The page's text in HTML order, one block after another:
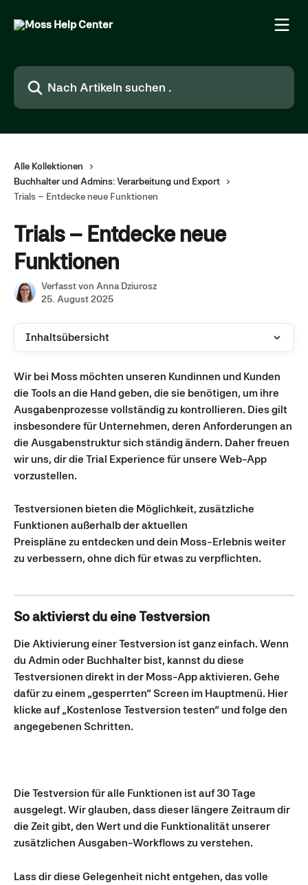
Nach Artikeln suchen …
Alle Kollektionen
Buchhalter und Admins: Verarbeitung und Export
Trials – Entdecke neue Funktionen
Trials – Entdecke neue
Funktionen
Verfasst von Anna Dziurosz
25. August 2025
Inhaltsübersicht
Wir bei Moss möchten unseren Kundinnen und Kunden
die Tools an die Hand geben, die sie benötigen, um ihre
Ausgabenprozesse vollständig zu kontrollieren. Dies gilt
insbesondere für Unternehmen, deren Anforderungen an
die Ausgabenstruktur sich ständig ändern. Daher freuen
wir uns, dir die Trial Experience für unsere Web-App
vorzustellen.
Testversionen bieten die Möglichkeit, zusätzliche
Funktionen außerhalb der aktuellen
Preispläne zu entdecken und dein Moss-Erlebnis weiter
zu verbessern, ohne dich für etwas zu verpflichten.
So aktivierst du eine Testversion
Die Aktivierung einer Testversion ist ganz einfach. Wenn
du Admin oder Buchhalter bist, kannst du diese
Testversionen direkt in der Moss-App aktivieren. Gehe
dafür zu einem „gesperrten“ Screen im Hauptmenü. Hier
klicke auf „Kostenlose Testversion testen“ und folge den
angegebenen Schritten.
Die Testversion für alle Funktionen ist auf 30 Tage
ausgelegt. Wir glauben, dass dieser längere Zeitraum dir
die Zeit gibt, den Wert und die Funktionalität unserer
zusätzlichen Ausgaben-Workflows zu verstehen.
Lass dir diese Gelegenheit nicht entgehen, das volle